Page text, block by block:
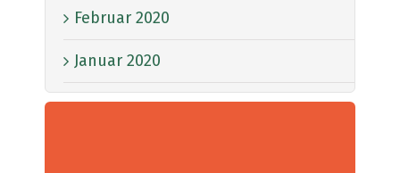
Februar 2020
Januar 2020